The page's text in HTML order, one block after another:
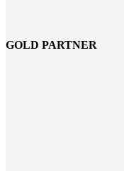
GOLD PARTNER